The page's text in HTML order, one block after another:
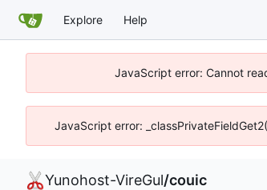
Explore Help
JavaScript error: Cannot
JavaScript error:
Yunohost-VireGul/couic